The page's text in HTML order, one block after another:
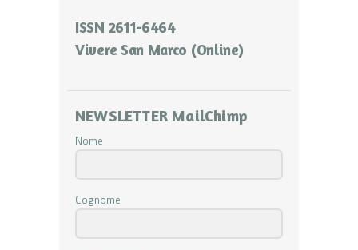
ISSN 2611-6464
Vivere San Marco (Online)
NEWSLETTER MailChimp
Nome
Cognome